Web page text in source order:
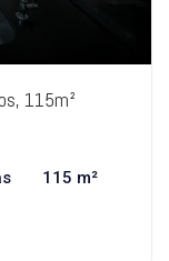
115m²
115 m²